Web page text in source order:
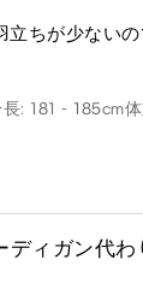
立ちが少ない
: 181 - 185cm
ディガン代わ